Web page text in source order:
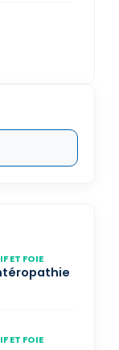
ET FOIE
ET FOIE